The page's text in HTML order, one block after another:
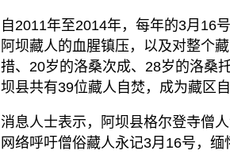
自2011年至2014年，每年的3月16
阿坝藏人的血腥镇压，以及对整个
措、20岁的洛桑次成、28岁的洛桑
坝县共有39位藏人自焚，成为藏区自
消息人士表示，阿坝县格尔登寺僧
网络呼吁僧俗藏人永记3月16号，缅